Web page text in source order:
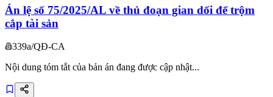
Án lệ số 75/2025/AL về thủ đoạn gian dối để trộm
cắp tài sản
339a/QĐ-CA
Nội dung tóm tắt của bản án đang được cập nhật...